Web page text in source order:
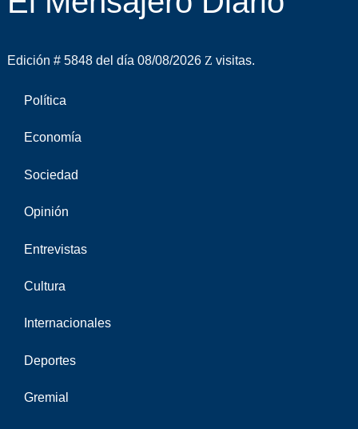
Edición # 5848 del día 08/08/2026 visitas.
Política
Economía
Sociedad
Opinión
Entrevistas
Cultura
Internacionales
Deportes
Gremial